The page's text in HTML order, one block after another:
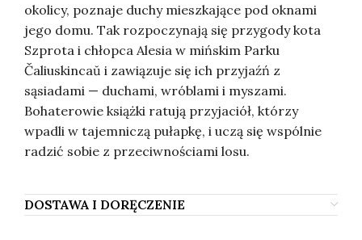
okolicy, poznaje duchy mieszkające pod oknami
jego domu. Tak rozpoczynają się przygody kota
Szprota i chłopca Alesia w mińskim Parku
Čaliuskincaŭ i zawiązuje się ich przyjaźń z
sąsiadami — duchami, wróblami i myszami.
Bohaterowie książki ratują przyjaciół, którzy
wpadli w tajemniczą pułapkę, i uczą się wspólnie
radzić sobie z przeciwnościami losu.
DOSTAWA I DORĘCZENIE